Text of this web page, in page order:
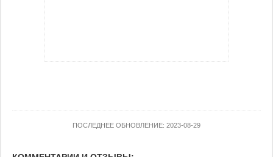
ПОСЛЕДНЕЕ ОБНОВЛЕНИЕ: 2023-08-29